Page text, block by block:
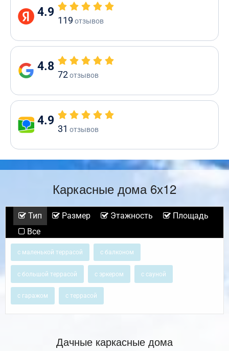
4.9
119 отзывов
4.8
72отзывов
4.9
31 отзывов
Каркасные дома 6х12
Тип Размер Этажность
Площадь
Все
с маленькой террасой с балконом
с большой террасой с эркером с сауной
с гаражом с террасой
Дачные каркасные дома